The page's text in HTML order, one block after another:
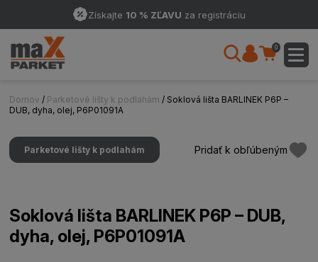
Získajte 10 % ZĽAVU za registráciu
0
Domov / Parketové lišty k podlahám / Soklová lišta BARLINEK P6P –
DUB, dyha, olej, P6P01091A
Parketové lišty k podlahám Pridať k obľúbeným
Soklová lišta BARLINEK P6P – DUB,
dyha, olej, P6P01091A